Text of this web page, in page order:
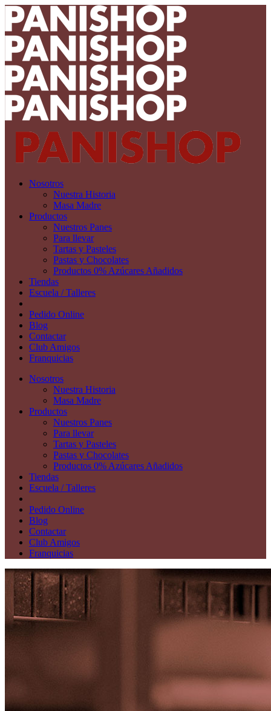
Nosotros
Nuestra Historia
Masa Madre
Productos
Nuestros Panes
Para llevar
Tartas y Pasteles
Pastas y Chocolates
Productos 0% Azúcares Añadidos
Tiendas
Escuela / Talleres
Pedido Online
Blog
Contactar
Club Amigos
Franquicias
Nosotros
Nuestra Historia
Masa Madre
Productos
Nuestros Panes
Para llevar
Tartas y Pasteles
Pastas y Chocolates
Productos 0% Azúcares Añadidos
Tiendas
Escuela / Talleres
Pedido Online
Blog
Contactar
Club Amigos
Franquicias